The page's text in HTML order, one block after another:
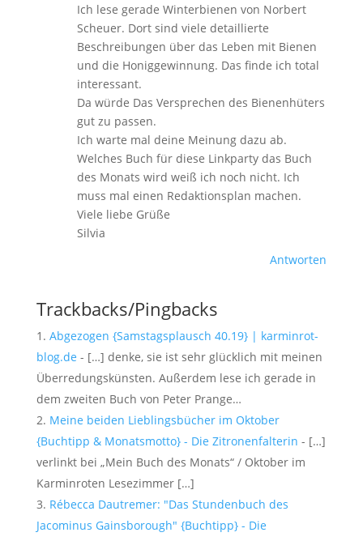
Ich lese gerade Winterbienen von Norbert
Scheuer. Dort sind viele detaillierte
Beschreibungen über das Leben mit Bienen
und die Honiggewinnung. Das finde ich total
interessant.
Da würde Das Versprechen des Bienenhüters
gut zu passen.
Ich warte mal deine Meinung dazu ab.
Welches Buch für diese Linkparty das Buch
des Monats wird weiß ich noch nicht. Ich
muss mal einen Redaktionsplan machen.
Viele liebe Grüße
Silvia
Antworten
Trackbacks/Pingbacks
Abgezogen {Samstagsplausch 40.19} | karminrot-
blog.de - […] denke, sie ist sehr glücklich mit meinen
Überredungskünsten. Außerdem lese ich gerade in
dem zweiten Buch von Peter Prange…
Meine beiden Lieblingsbücher im Oktober
{Buchtipp & Monatsmotto} - Die Zitronenfalterin - […]
verlinkt bei „Mein Buch des Monats“ / Oktober im
Karminroten Lesezimmer […]
Rébecca Dautremer: "Das Stundenbuch des
Jacominus Gainsborough" {Buchtipp} - Die